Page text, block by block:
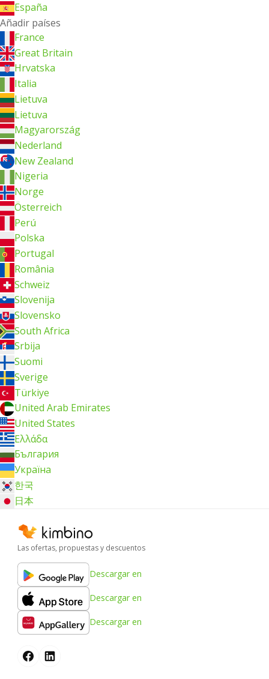
España
Añadir países
France
Great Britain
Hrvatska
Italia
Lietuva
Lietuva
Magyarország
Nederland
New Zealand
Nigeria
Norge
Österreich
Perú
Polska
Portugal
România
Schweiz
Slovenija
Slovensko
South Africa
Srbija
Suomi
Sverige
Türkiye
United Arab Emirates
United States
Ελλάδα
България
Україна
한국
日本
Las ofertas, propuestas y descuentos
Descargar en
Descargar en
Descargar en